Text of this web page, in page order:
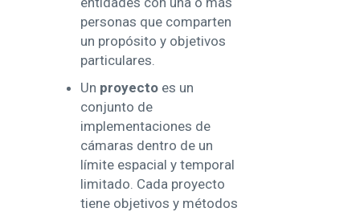
personas que comparten
un propósito y objetivos
particulares.
Un proyecto es un
conjunto de
implementaciones de
cámaras dentro de un
límite espacial y temporal
limitado. Cada proyecto
tiene objetivos y métodos